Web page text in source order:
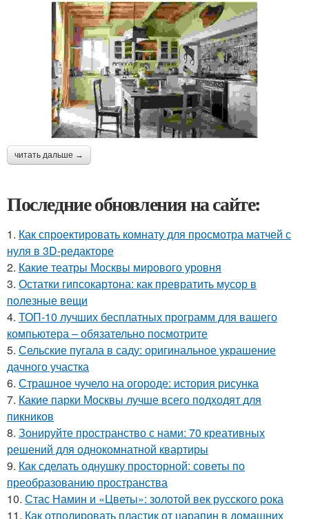
читать дальше →
Последние обновления на сайте:
1. Как спроектировать комнату для просмотра матчей с
нуля в 3D-редакторе
2. Какие театры Москвы мирового уровня
3. Остатки гипсокартона: как превратить мусор в
полезные вещи
4. ТОП-10 лучших бесплатных программ для вашего
компьютера – обязательно посмотрите
5. Сельские пугала в саду: оригинальное украшение
дачного участка
6. Страшное чучело на огороде: история рисунка
7. Какие парки Москвы лучше всего подходят для
пикников
8. Зонируйте пространство с нами: 70 креативных
решений для однокомнатной квартиры
9. Как сделать однушку просторной: советы по
преобразованию пространства
10. Стас Намин и «Цветы»: золотой век русского рока
11. Как отполировать пластик от царапин в домашних